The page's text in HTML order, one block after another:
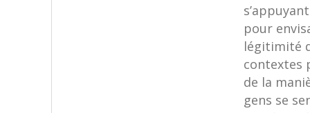
pour
légitimité
contextes
de la
gens se